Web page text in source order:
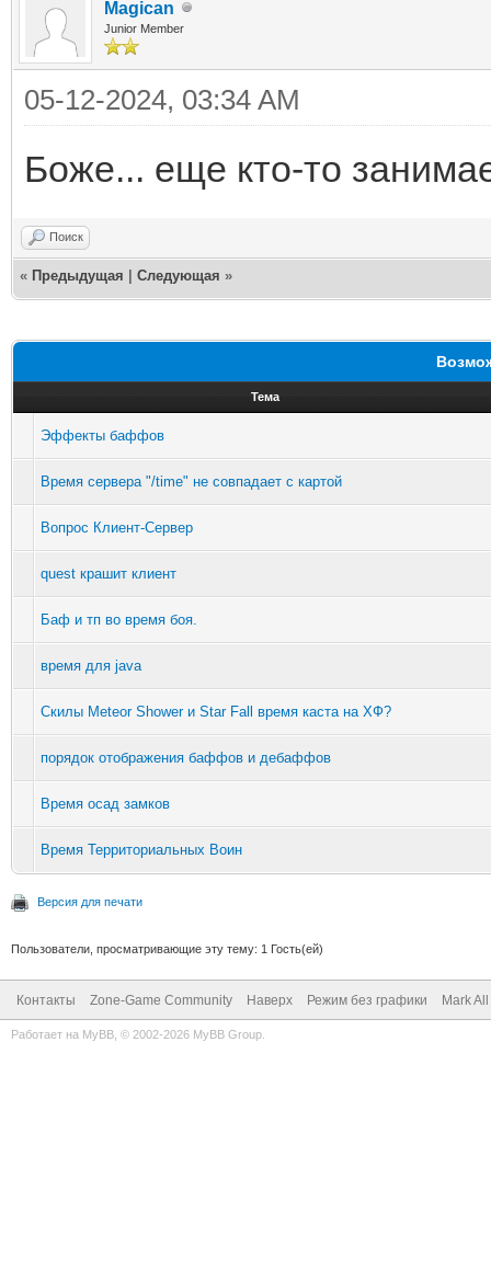
Magican
Junior Member
05-12-2024, 03:34 AM
Боже... еще кто-то
Поиск
« Предыдущая Следующая »
Тема
Эффекты баффов
Время сервера "/time" не совпадает с картой
Вопрос Клиент-Сервер
quest крашит клиент
Баф и тп во время боя.
время для java
Скилы Meteor Shower и Star Fall время каста на ХФ?
порядок отображения баффов и дебаффов
Время осад замков
Время Территориальных Воин
Версия для печати
Пользователи, просматривающие эту тему: 1 Гость(ей)
Контакты Zone-Game Community Наверх Режим без графики Mark
Работает на MyBB , © 2002-2026 MyBB Group